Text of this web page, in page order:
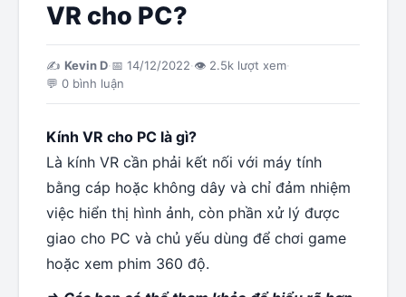
VR cho PC?
✍️ Kevin D·📅 14/12/2022·👁 2.5k lượt xem·
💬 0 bình luận
Kính VR cho PC là gì?
Là kính VR cần phải kết nối với máy tính
bằng cáp hoặc không dây và chỉ đảm nhiệm
việc hiển thị hình ảnh, còn phần xử lý được
giao cho PC và chủ yếu dùng để chơi game
hoặc xem phim 360 độ.